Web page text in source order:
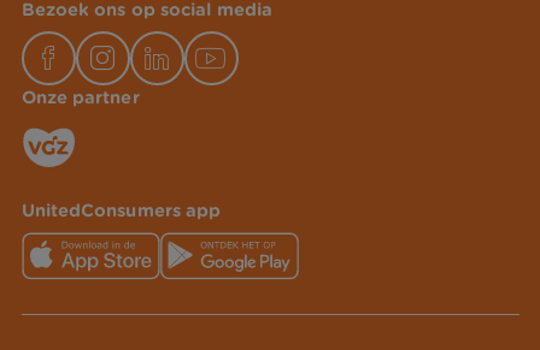
Bezoek ons op social media
Onze partner
UnitedConsumers app